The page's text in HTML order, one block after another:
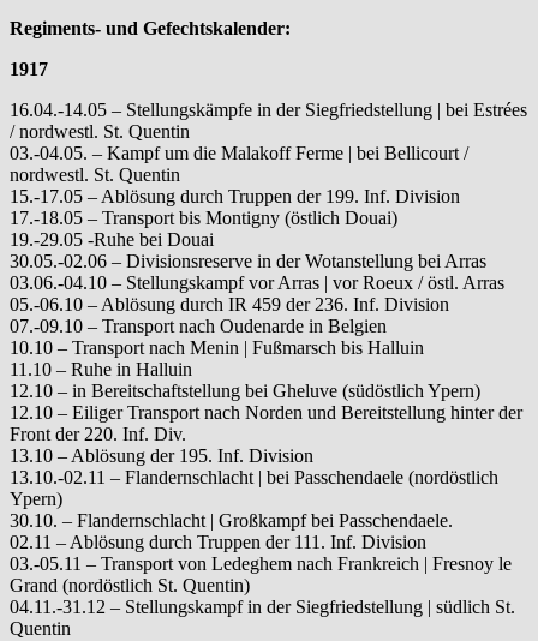
Regiments- und Gefechtskalender:
1917
16.04.-14.05 – Stellungskämpfe in der Siegfriedstellung | bei Estrées
/ nordwestl. St. Quentin
03.-04.05. – Kampf um die Malakoff Ferme | bei Bellicourt /
nordwestl. St. Quentin
15.-17.05 – Ablösung durch Truppen der 199. Inf. Division
17.-18.05 – Transport bis Montigny (östlich Douai)
19.-29.05 -Ruhe bei Douai
30.05.-02.06 – Divisionsreserve in der Wotanstellung bei Arras
03.06.-04.10 – Stellungskampf vor Arras | vor Roeux / östl. Arras
05.-06.10 – Ablösung durch IR 459 der 236. Inf. Division
07.-09.10 – Transport nach Oudenarde in Belgien
10.10 – Transport nach Menin | Fußmarsch bis Halluin
11.10 – Ruhe in Halluin
12.10 – in Bereitschaftstellung bei Gheluve (südöstlich Ypern)
12.10 – Eiliger Transport nach Norden und Bereitstellung hinter der
Front der 220. Inf. Div.
13.10 – Ablösung der 195. Inf. Division
13.10.-02.11 – Flandernschlacht | bei Passchendaele (nordöstlich
Ypern)
30.10. – Flandernschlacht | Großkampf bei Passchendaele.
02.11 – Ablösung durch Truppen der 111. Inf. Division
03.-05.11 – Transport von Ledeghem nach Frankreich | Fresnoy le
Grand (nordöstlich St. Quentin)
04.11.-31.12 – Stellungskampf in der Siegfriedstellung | südlich St.
Quentin